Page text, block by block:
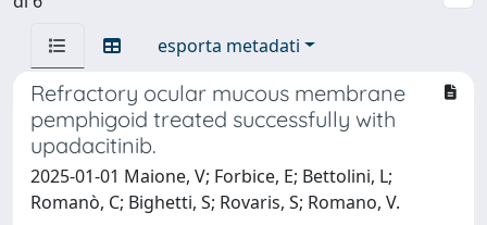
esporta metadati
Refractory ocular mucous membrane
pemphigoid treated successfully with
upadacitinib.
2025-01-01 Maione, V; Forbice, E; Bettolini, L;
Romanò, C; Bighetti, S; Rovaris, S; Romano, V.